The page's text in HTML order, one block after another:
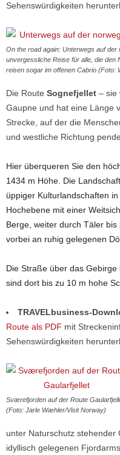
Sehenswürdigkeiten
On the road again: Unterwegs auf
unvergessliche Reise für alle, die den
reisen sogar im offenen Cabrio (Foto:
Die Route Sognefjellet – sie
Gaupne und hat eine Länge
Strecke, auf der die
und westliche Richtung
Hier überqueren Sie den
1434 m Höhe. Die
üppiger Kulturlandschaften
Hochebene mit einer
Berge, weiter durch Täler
vorbei an ruhig gelegenen
Die Straße über das
sind dort bis zu 10 m hohe
TRAVELbusiness-
Route als PDF mit
Sehenswürdigkeiten
Sværefjorden auf der Route
(Foto: Jarle Wæhler/Visit Norway)
unter Naturschutz stehender
idyllisch gelegenen